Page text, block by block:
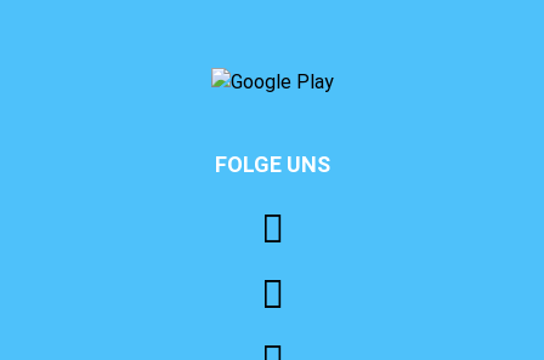
FOLGE UNS